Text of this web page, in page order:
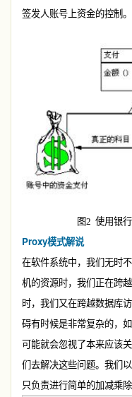
签发人账号上资金的控制。
图2 使用银
Proxy模式解说
在软件系统中，我们无时
机的资源时，我们正在跨
时，我们又在跨越数据库
碍有时候是非常复杂的，
可能就会忽视了本来应该
们去解决这些问题。我们
只负责进行简单的加减乘除